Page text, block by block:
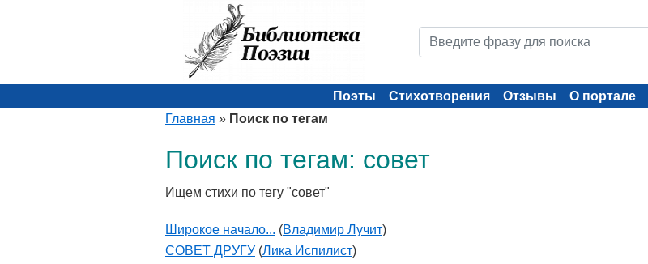
Поэты Стихотворения Отзывы О портале
Главная » Поиск по тегам
Поиск по тегам: совет
Ищем стихи по тегу "совет"
Широкое начало... (Владимир Лучит)
СОВЕТ ДРУГУ (Лика Испилист)